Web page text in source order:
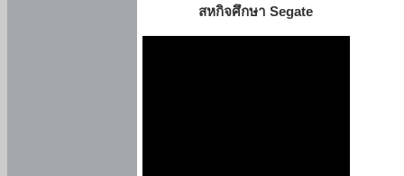
สหกิจศึกษา Segate